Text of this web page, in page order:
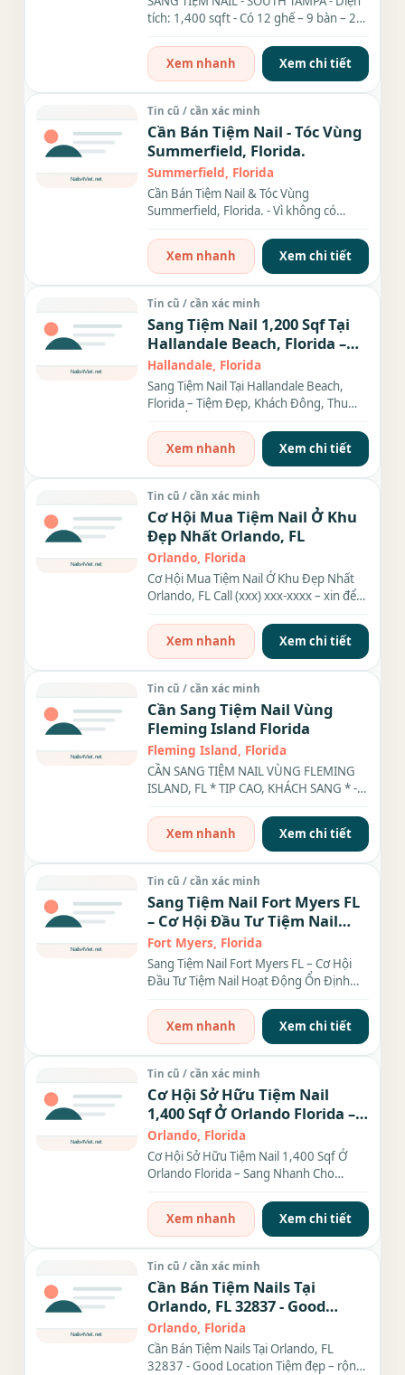
tích: 1,400 sqft - Có 12 ghế – 9 bàn – 2
Xem nhanh
Xem chi tiết
Tin cũ / cần xác minh
Cần Bán Tiệm Nail - Tóc Vùng
Summerfield, Florida.
Summerfield, Florida
Cần Bán Tiệm Nail & Tóc Vùng
Summerfield, Florida. - Vì không có
Xem nhanh
Xem chi tiết
Tin cũ / cần xác minh
Sang Tiệm Nail 1,200 Sqf Tại
Hallandale Beach, Florida –
Tiệm Đẹp, Khách Đông, Thu
Nhập Ổn Định
Hallandale, Florida
Sang Tiệm Nail Tại Hallandale Beach,
Florida – Tiệm Đẹp, Khách Đông, Thu
Xem nhanh
Xem chi tiết
Tin cũ / cần xác minh
Cơ Hội Mua Tiệm Nail Ở Khu
Đẹp Nhất Orlando, FL
Orlando, Florida
Cơ Hội Mua Tiệm Nail Ở Khu Đẹp Nhất
Orlando, FL Call (xxx) xxx-xxxx – xin để
Xem nhanh
Xem chi tiết
Tin cũ / cần xác minh
Cần Sang Tiệm Nail Vùng
Fleming Island Florida
Fleming Island, Florida
CẦN SANG TIỆM NAIL VÙNG FLEMING
ISLAND, FL * TIP CAO, KHÁCH SANG * -
Xem nhanh
Xem chi tiết
Tin cũ / cần xác minh
Sang Tiệm Nail Fort Myers FL
– Cơ Hội Đầu Tư Tiệm Nail
Hoạt Động Ổn Định Trong
Khu Publix Sầm Uất.
Fort Myers, Florida
Sang Tiệm Nail Fort Myers FL – Cơ Hội
Đầu Tư Tiệm Nail Hoạt Động Ổn Định
Xem nhanh
Xem chi tiết
Tin cũ / cần xác minh
Cơ Hội Sở Hữu Tiệm Nail
1,400 Sqf Ở Orlando Florida –
Sang Nhanh Cho Người Thiện
Chí
Orlando, Florida
Cơ Hội Sở Hữu Tiệm Nail 1,400 Sqf Ở
Orlando Florida – Sang Nhanh Cho
Xem nhanh
Xem chi tiết
Tin cũ / cần xác minh
Cần Bán Tiệm Nails Tại
Orlando, FL 32837 - Good
Location
Orlando, Florida
Cần Bán Tiệm Nails Tại Orlando, FL
32837 - Good Location Tiệm đẹp – rộng